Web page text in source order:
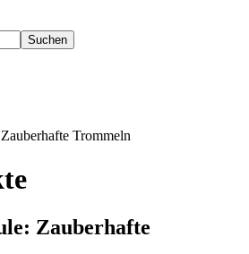
Suchen
Trommeln
Zauberhafte